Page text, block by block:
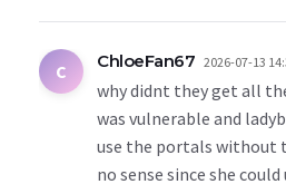
C ChloeFan67 2026-07-13
why didnt they get all
was vulnerable and
use the portals without
no sense since she